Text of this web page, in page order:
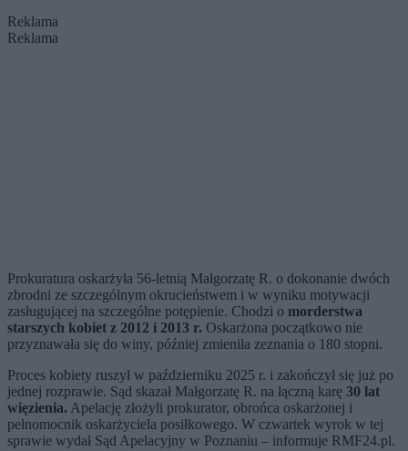
Reklama
Reklama
Prokuratura oskarżyła 56-letnią Małgorzatę R. o dokonanie dwóch
zbrodni ze szczególnym okrucieństwem i w wyniku motywacji
zasługującej na szczególne potępienie. Chodzi o morderstwa
starszych kobiet z 2012 i 2013 r. Oskarżona początkowo nie
przyznawała się do winy, później zmieniła zeznania o 180 stopni.
Proces kobiety ruszył w październiku 2025 r. i zakończył się już po
jednej rozprawie. Sąd skazał Małgorzatę R. na łączną karę 30 lat
więzienia. Apelację złożyli prokurator, obrońca oskarżonej i
pełnomocnik oskarżyciela posiłkowego. W czwartek wyrok w tej
sprawie wydał Sąd Apelacyjny w Poznaniu – informuje RMF24.pl.